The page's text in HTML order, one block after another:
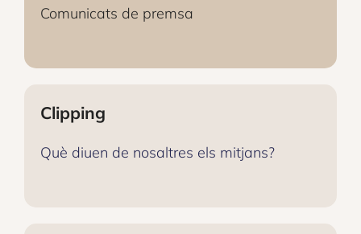
Comunicats de premsa
Clipping
Què diuen de nosaltres els mitjans?